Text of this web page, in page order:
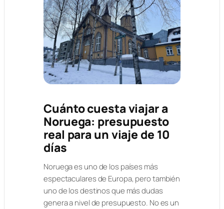
Cuánto cuesta viajar a
Noruega: presupuesto
real para un viaje de 10
días
Noruega es uno de los países más
espectaculares de Europa, pero también
uno de los destinos que más dudas
genera a nivel de presupuesto. No es un